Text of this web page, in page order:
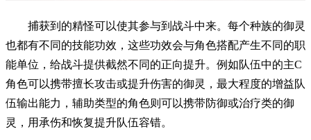
捕获到的精怪可以使其参与到战斗中来。每个种族的御灵
也都有不同的技能功效，这些功效会与角色搭配产生不同的职
能单位，给战斗提供截然不同的正向提升。例如队伍中的主C
角色可以携带擅长攻击或提升伤害的御灵，最大程度的增益队
伍输出能力，辅助类型的角色则可以携带防御或治疗类的御
灵，用承伤和恢复提升队伍容错。